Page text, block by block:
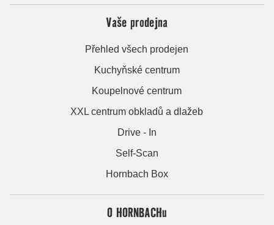
Vaše prodejna
Přehled všech prodejen
Kuchyňské centrum
Koupelnové centrum
XXL centrum obkladů a dlažeb
Drive - In
Self-Scan
Hornbach Box
O HORNBACHu